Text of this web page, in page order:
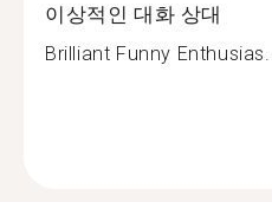
이상적인 대화 상대
Brilliant Funny Enthusias...